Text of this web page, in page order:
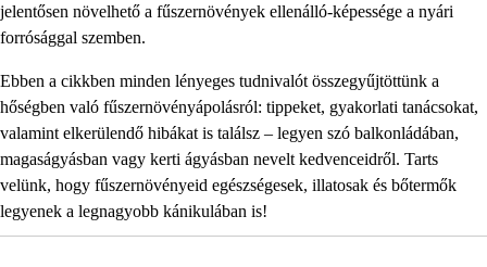
jelentősen növelhető a fűszernövények ellenálló-képessége a nyári
forrósággal szemben.
Ebben a cikkben minden lényeges tudnivalót összegyűjtöttünk a
hőségben való fűszernövényápolásról: tippeket, gyakorlati tanácsokat,
valamint elkerülendő hibákat is találsz – legyen szó balkonládában,
magaságyásban vagy kerti ágyásban nevelt kedvenceidről. Tarts
velünk, hogy fűszernövényeid egészségesek, illatosak és bőtermők
legyenek a legnagyobb kánikulában is!